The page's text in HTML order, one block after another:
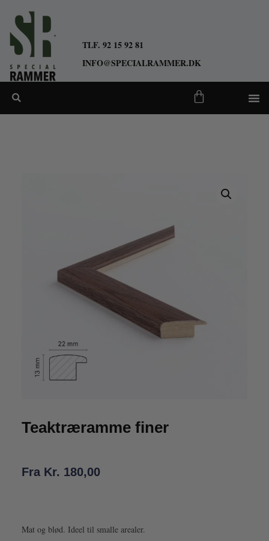
TLF. 92 15 92 81
INFO@SPECIALRAMMER.DK
Teaktræramme finer
Fra Kr. 180,00
Mat og blød. Ideel til smalle arealer.